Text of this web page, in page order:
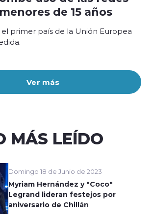
Ver más
de 15 años
primer país de la Unión Europea
MÁS LEÍDO
Domingo 18 de Junio de 2023
Myriam Hernández y "Coco"
Legrand lideran festejos por
aniversario de Chillán